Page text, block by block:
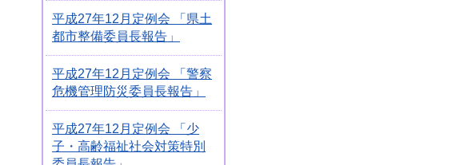
平成27年12月定例会 「県土
都市整備委員長報告」
平成27年12月定例会 「警察
危機管理防災委員長報告」
平成27年12月定例会 「少
子・高齢福祉社会対策特別